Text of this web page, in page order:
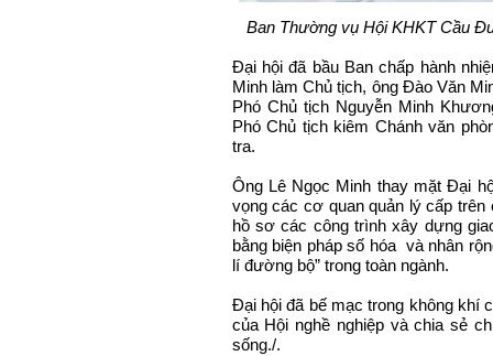
Ban Thường vụ Hội KHKT Cầu
Đại hội đã bầu Ban chấp hành
Minh làm Chủ tịch, ông Đào Văn
Phó Chủ tịch Nguyễn Minh
Phó Chủ tịch kiêm Chánh văn
tra.
Ông Lê Ngọc Minh thay mặt Đại
vọng các cơ quan quản lý cấp
hồ sơ các công trình xây dựng
bằng biện pháp số hóa và nhân
lí đường bộ” trong toàn ngành.
Đại hội đã bế mạc trong không khí
của Hội nghề nghiệp và chia sẻ
sống./.